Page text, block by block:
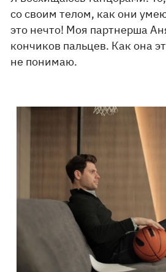
со своим телом, как они
это нечто! Моя партнерша
кончиков пальцев. Как она
не понимаю.